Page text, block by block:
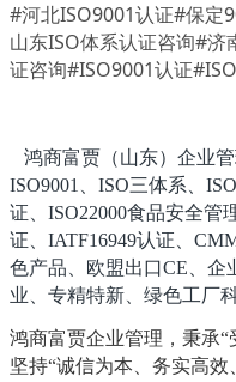
#河北ISO9001认证#保定
山东ISO体系认证咨询#济
证咨询#ISO9001认证
鸿商富贾（山东）企业
ISO9001、ISO三体系、
证、ISO22000食品安全管
证、IATF16949认证、
色产品、欧盟出口CE、企
业、专精特新、绿色工厂
鸿商富贾企业管理，秉承“
坚持“诚信为本、务实高